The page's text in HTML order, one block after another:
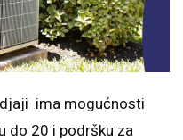
ima mogućnosti
do 20 i podršku za